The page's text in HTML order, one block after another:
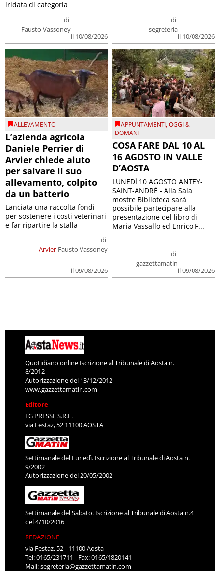
di
Fausto Vassoney
il 10/08/2026
iridata di categoria
di
segreteria
il 10/08/2026
ALLEVAMENTO
L’azienda agricola
Daniele Perrier di
Arvier chiede aiuto
per salvare il suo
allevamento, colpito
da un batterio
Arvier
di
Fausto Vassoney
il 09/08/2026
Lanciata una raccolta fondi
per sostenere i costi veterinari
e far ripartire la stalla
APPUNTAMENTI,OGGI &
DOMANI
COSA FARE DAL 10 AL
16 AGOSTO IN VALLE
D’AOSTA
di
gazzettamatin
il 09/08/2026
LUNEDÌ 10 AGOSTO ANTEY-
SAINT-ANDRÉ - Alla Sala
mostre Biblioteca sarà
possibile partecipare alla
presentazione del libro di
Maria Vassallo ed Enrico F...
Quotidiano online Iscrizione al Tribunale di Aosta n.
8/2012
Autorizzazione del 13/12/2012
www.gazzettamatin.com
Editore
LG PRESSE S.R.L.
via Festaz, 52 11100 AOSTA
Settimanale del Lunedì. Iscrizione al Tribunale di Aosta n.
9/2002
Autorizzazione del 20/05/2002
Settimanale del Sabato. Iscrizione al Tribunale di Aosta n.4
del 4/10/2016
REDAZIONE
via Festaz, 52 - 11100 Aosta
Tel: 0165/231711 - Fax: 0165/1820141
Mail:segreteria@gazzettamatin.com